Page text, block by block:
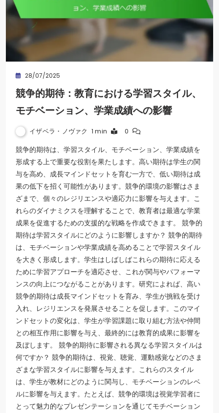
28/07/2025
競争的期待：教育における学習スタイル、
モチベーション、学業成績への影響
イザベラ・ノヴァク 1 min 0
競争的期待は、学習スタイル、モチベーション、学業成績を
形成する上で重要な役割を果たします。高い期待は学生の関
与を高め、成長マインドセットを育む一方で、低い期待は成
果の低下を招く可能性があります。競争的環境の影響はさま
ざまで、個々のレジリエンスや適応力に影響を与えます。こ
れらのダイナミクスを理解することで、教育者は最適な学業
成果を促進するための支援的な戦略を作成できます。 競争的
期待は学習スタイルにどのように影響しますか？ 競争的期待
は、モチベーションや学業成績を高めることで学習スタイル
を大きく形成します。学生はしばしばこれらの期待に応える
ために学習アプローチを適応させ、これが関与やパフォーマ
ンスの向上につながることがあります。研究によれば、高い
競争的期待は成長マインドセットを育み、学生が挑戦を受け
入れ、レジリエンスを発展させることを促します。このマイ
ンドセットの変化は、学生が学習課題に取り組む方法や仲間
との相互作用に影響を与え、最終的には教育的成果に影響を
及ぼします。 競争的期待に影響される異なる学習スタイルは
何ですか？ 競争的期待は、視覚、聴覚、運動感覚などのさま
ざまな学習スタイルに影響を与えます。これらのスタイル
は、学生が教材にどのように関与し、モチベーションのレベ
ルに影響を与えます。たとえば、競争的環境は視覚学習者に
とって魅力的なプレゼンテーションを通じてモチベーション